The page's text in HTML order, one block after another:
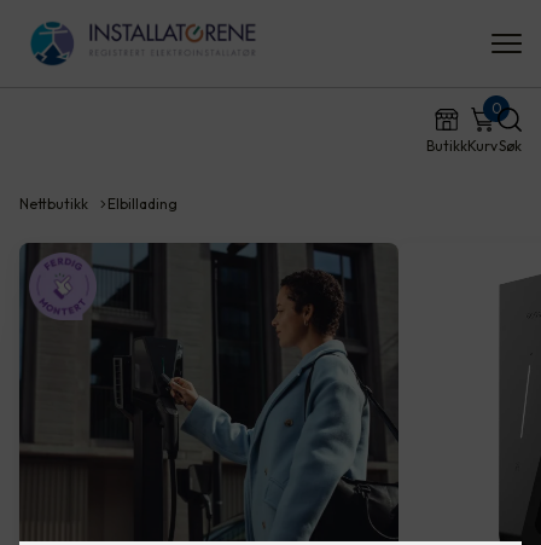
ButikkKurv
0
Søk
Nettbutikk Elbillading